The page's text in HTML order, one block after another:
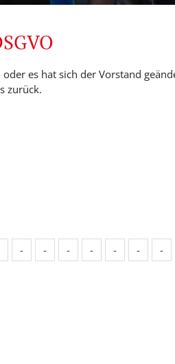
es hat sich der Vorstand
zurück.
- - - - - - -